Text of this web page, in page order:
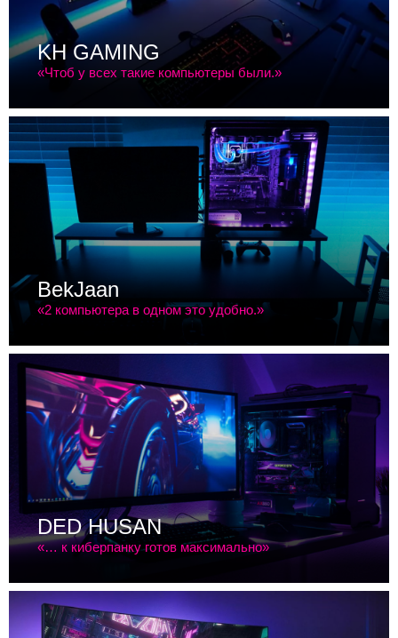
KH GAMING
«Чтоб у всех такие компьютеры были.»
BekJaan
«2 компьютера в одном это удобно.»
DED HUSAN
«… к киберпанку готов максимально»